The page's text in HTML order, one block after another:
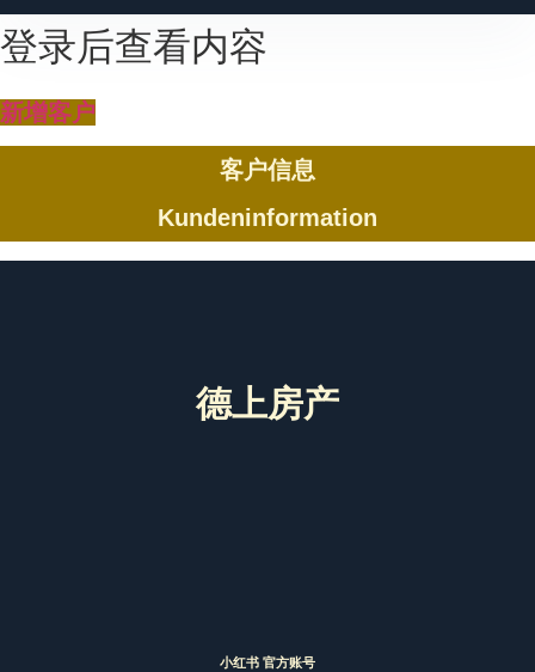
登录后查看内容
新增客户
客户信息
Kundeninformation
德上房产
小红书 官方账号